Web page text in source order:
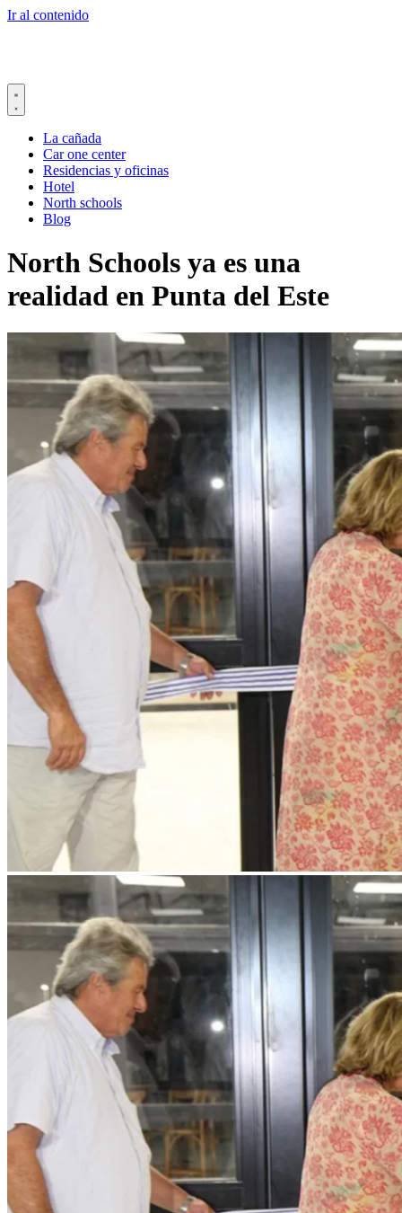
Ir al contenido
La cañada
Car one center
Residencias y oficinas
Hotel
North schools
Blog
North Schools ya es una
realidad en Punta del Este